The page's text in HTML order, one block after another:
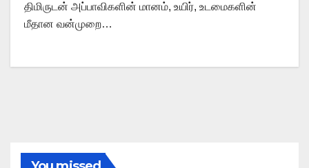
திமிருடன் அப்பாவிகளின் மானம், உயிர், உடமைகளின்
மீதான வன்முறை…